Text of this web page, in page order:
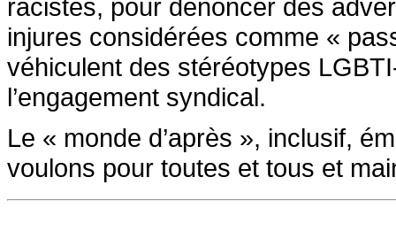
racistes, pour dénoncer des
injures considérées comme «
véhiculent des stéréotypes
l’engagement syndical.
Le « monde d’après », inclusif,
voulons pour toutes et tous et